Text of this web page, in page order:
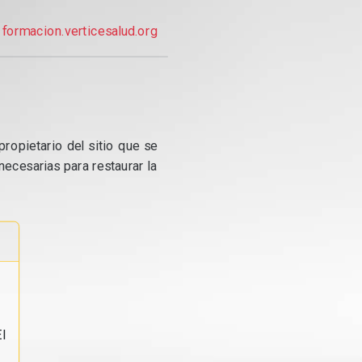
formacion.verticesalud.org
del sitio que se
para restaurar la